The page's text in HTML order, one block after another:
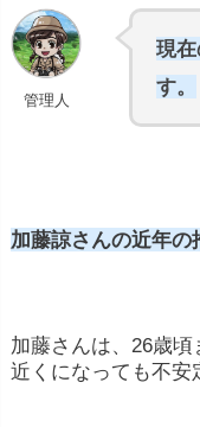
平均年収は980
品ごとに報酬
予算、俳優自
管理人
現
す。
加藤諒さんの近年の
加藤さんは、26歳
近くになっても不安